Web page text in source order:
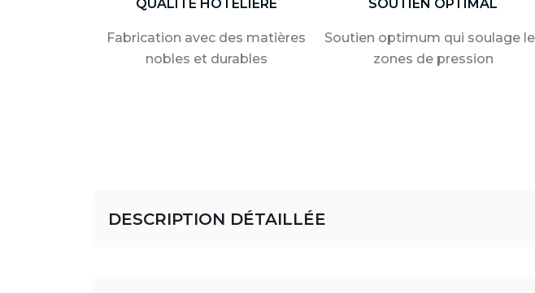
QUALITÉ HOTELIÈRE
Fabrication avec des matières
nobles et durables
SOUTIEN OPTIMAL
Soutien optimum qui soulage
zones de pression
DESCRIPTION DÉTAILLÉE